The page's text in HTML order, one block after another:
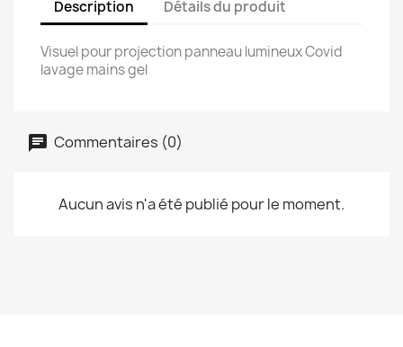
Description Détails du produit
Visuel pour projection panneau lumineux Covid
lavage mains gel
Commentaires (0)
Aucun avis n'a été publié pour le moment.